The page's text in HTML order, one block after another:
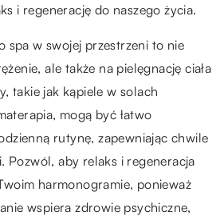
i regenerację do naszego życia.
spa w swojej przestrzeni to nie
ale także na pielęgnację ciała
takie jak kąpiele w solach
mogą być łatwo
rutynę, zapewniając chwile
Pozwól, aby relaks i regeneracja
harmonogramie, ponieważ
wspiera zdrowie psychiczne,